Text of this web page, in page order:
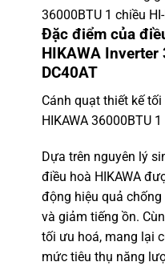
Đặc điểm của
HIKAWA
DC40AT
Cánh quạt thiết kế
HIKAWA 36000BTU
Dựa trên nguyên lý
điều hoà HIKAWA
động hiệu quả
và giảm tiếng ồn.
tối ưu hoá, mang lại
mức tiêu thụ năng